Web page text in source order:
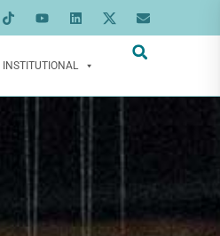
INSTITUTIONAL